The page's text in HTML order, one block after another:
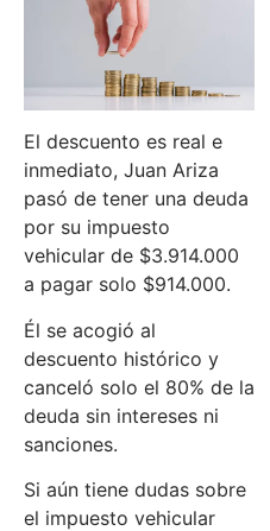
El descuento es real e
inmediato, Juan Ariza
pasó de tener una deuda
por su impuesto
vehicular de $3.914.000
a pagar solo $914.000.
Él se acogió al
descuento histórico y
canceló solo el 80% de la
deuda sin intereses ni
sanciones.
Si aún tiene dudas sobre
el impuesto vehicular